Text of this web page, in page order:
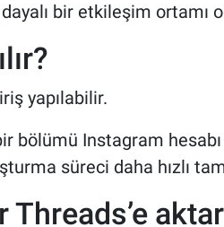
bir etkileşim ortamı
yapılabilir.
bölümü Instagram
süreci daha hızlı